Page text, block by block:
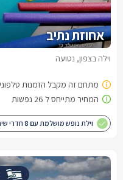
אחוזת נתיב
וילה בצפון, נטועה
וילת נופש מושלמת עם 8 חדרי שינה